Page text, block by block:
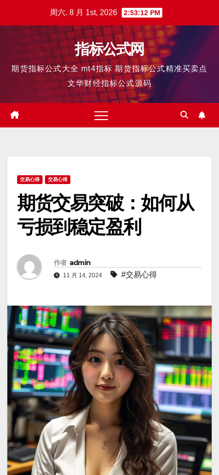
周六. 8 月 1st, 2026 2:53:13 PM
指标公式网
期货指标公式大全 mt4指标 期货指标公式精准买卖点
文华财经指标公式源码
交易心得 交易心得
期货交易突破：如何从
亏损到稳定盈利
作者 admin
11 月 14, 2024 #交易心得